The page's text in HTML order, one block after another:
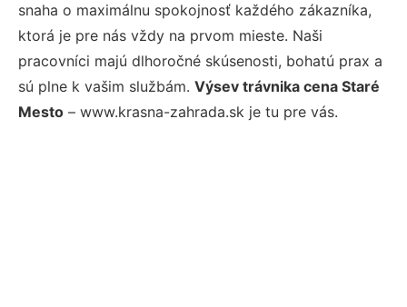
snaha o maximálnu spokojnosť každého zákazníka,
ktorá je pre nás vždy na prvom mieste. Naši
pracovníci majú dlhoročné skúsenosti, bohatú prax a
sú plne k vašim službám. Výsev trávnika cena Staré
Mesto – www.krasna-zahrada.sk je tu pre vás.